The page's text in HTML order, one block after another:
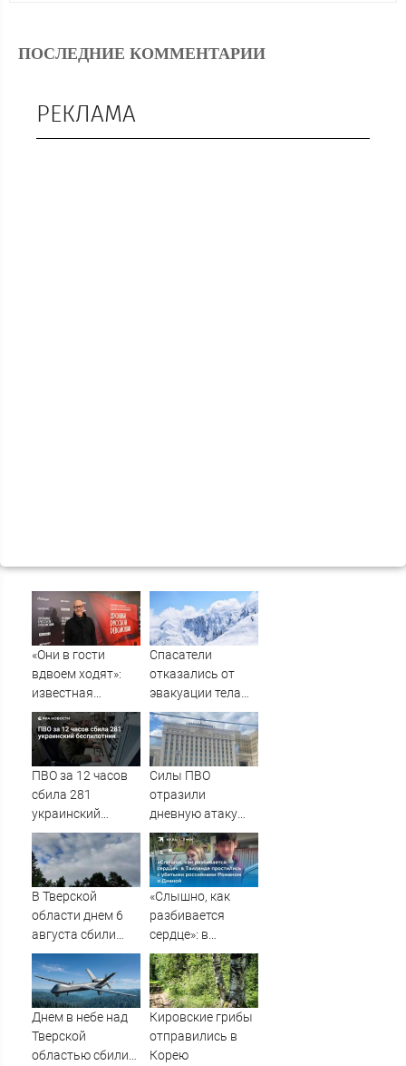
ПОСЛЕДНИЕ КОММЕНТАРИИ
РЕКЛАМА
«Они в гости
вдвоем ходят»:
известная
журналистка
подтвердила
роман
Бондарчука и
Исаковой
Спасатели
отказались от
эвакуации тела
Натальи
Наговицыной с
семитысячника
ПВО за 12 часов
сбила 281
украинский
беспилотник
Силы ПВО
отразили
дневную атаку
БПЛА на
Рязанскую
область
В Тверской
области днем 6
августа сбили
украинские БПЛА
«Слышно, как
разбивается
сердце»: в
Таиланде
простились с
убитыми
россиянами
Дианой
Днем в небе над
Тверской
областью сбили
Кировские грибы
отправились в
Корею